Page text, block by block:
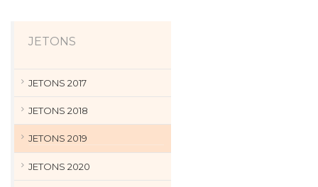
JETONS
JETONS 2017
JETONS 2018
JETONS 2019
JETONS 2020